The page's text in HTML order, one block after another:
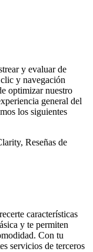
y evaluar de
y navegación
optimizar nuestro
general del
los siguientes
Reseñas de
características
y te permiten
Con tu
servicios de terceros